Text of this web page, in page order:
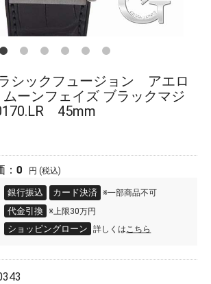
シックフュージョン アエロ
ーンフェイズ ブラックマジ
45mm
0 円 (税込)
銀行振込 カード決済 ※一部商品不可
代金引換 ※上限30万円
ショッピングローン 詳しくはこちら